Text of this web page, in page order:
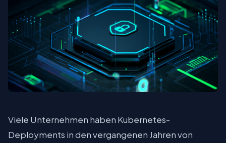
Viele Unternehmen haben Kubernetes-
Deployments in den vergangenen Jahren von